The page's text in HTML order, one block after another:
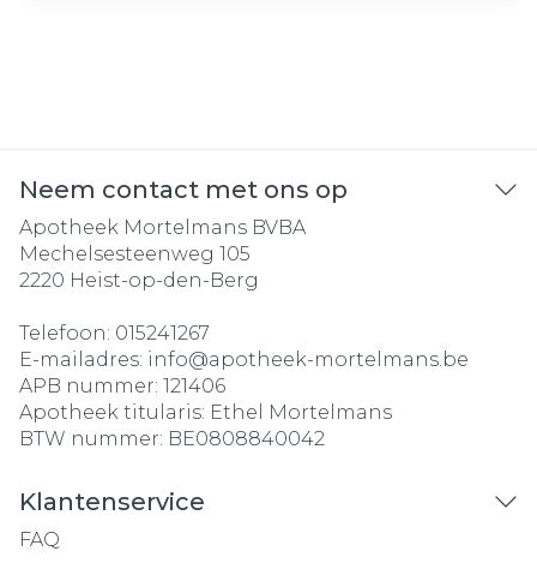
Neem contact met ons op
Apotheek Mortelmans BVBA
Mechelsesteenweg 105
2220 Heist-op-den-Berg
Telefoon: 015241267
E-mailadres: info@apotheek-mortelmans.be
APB nummer: 121406
Apotheek titularis: Ethel Mortelmans
BTW nummer: BE0808840042
Klantenservice
FAQ